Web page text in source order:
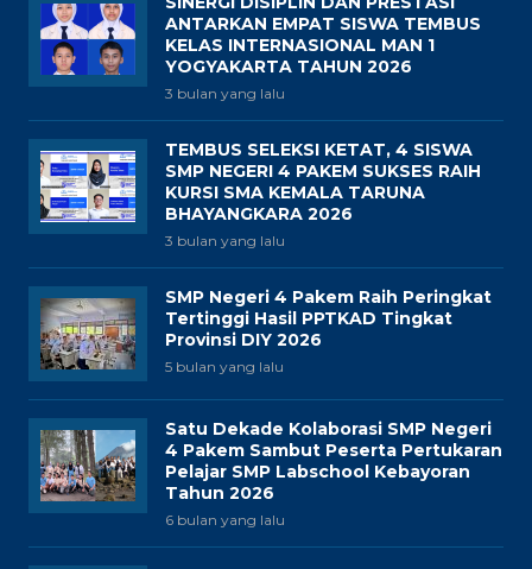
ANTARKAN EMPAT SISWA TEMBUS
KELAS INTERNASIONAL MAN 1
YOGYAKARTA TAHUN 2026
3 bulan yang lalu
TEMBUS SELEKSI KETAT, 4 SISWA
SMP NEGERI 4 PAKEM SUKSES RAIH
KURSI SMA KEMALA TARUNA
BHAYANGKARA 2026
3 bulan yang lalu
SMP Negeri 4 Pakem Raih Peringkat
Tertinggi Hasil PPTKAD Tingkat
Provinsi DIY 2026
5 bulan yang lalu
Satu Dekade Kolaborasi SMP Negeri
4 Pakem Sambut Peserta Pertukaran
Pelajar SMP Labschool Kebayoran
Tahun 2026
6 bulan yang lalu